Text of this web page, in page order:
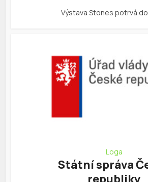
Výstava Stones potrvá
Loga
Státní správa